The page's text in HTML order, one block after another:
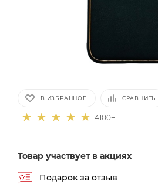
В ИЗБРАННОЕ СРАВНИТЬ
4100+
Товар участвует в акциях
Подарок за отзыв